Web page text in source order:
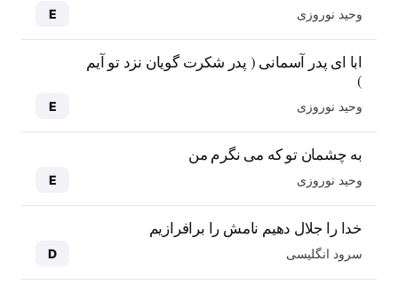
وحید نوروزی E
ابا ای پدر آسمانی ( پدر شکرت گویان نزد تو آیم
)
وحید نوروزی E
به چشمان تو که می نگرم من
وحید نوروزی E
خدا را جلال دهیم نامش را برافرازیم
سرود انگلیسی D